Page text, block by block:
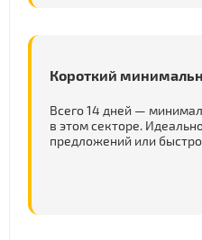
Короткий
Всего 14 дней —
в этом секторе.
предложений или